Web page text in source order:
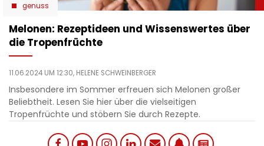
genuss
Melonen: Rezeptideen und Wissenswertes über
die Tropenfrüchte
11.06.2024 UM 12:30, HELENE SCHWEINBERGER
Insbesondere im Sommer erfreuen sich Melonen großer
Beliebtheit. Lesen Sie hier über die vielseitigen
Tropenfrüchte und stöbern Sie durch Rezepte.